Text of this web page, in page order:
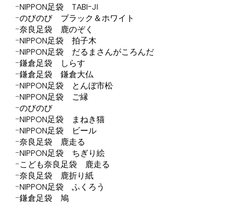
NIPPON足袋 TABI-JI
のびのび ブラック＆ホワイト
奈良足袋 鹿のぞく
NIPPON足袋 拍子木
NIPPON足袋 だるまさんがころんだ
鎌倉足袋 しらす
鎌倉足袋 鎌倉大仏
NIPPON足袋 とんぼ市松
NIPPON足袋 ご縁
のびのび
NIPPON足袋 まねき猫
NIPPON足袋 ビール
奈良足袋 鹿走る
NIPPON足袋 ちぎり絵
こども奈良足袋 鹿走る
奈良足袋 鹿折り紙
NIPPON足袋 ふくろう
鎌倉足袋 鳩